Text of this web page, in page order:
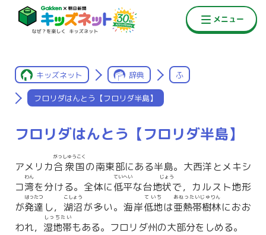
キッズネット 辞典 ふ
フロリダはんとう【フロリダ半島】
フロリダはんとう【フロリダ半島】
アメリカ合衆国
がっしゅうこく
の南東部にある半島。大西洋とメキシ
コ湾
わん
を分ける。全体に低平
ていへい
な台地状
じょう
で，カルスト地形
が発達
はったつ
し， 湖沼
こしょう
が多い。海岸低地
ていち
は亜熱帯樹林
あねったいじゅりん
におお
われ， 湿地帯
しっちたい
もある。フロリダ州の大部分をしめる。